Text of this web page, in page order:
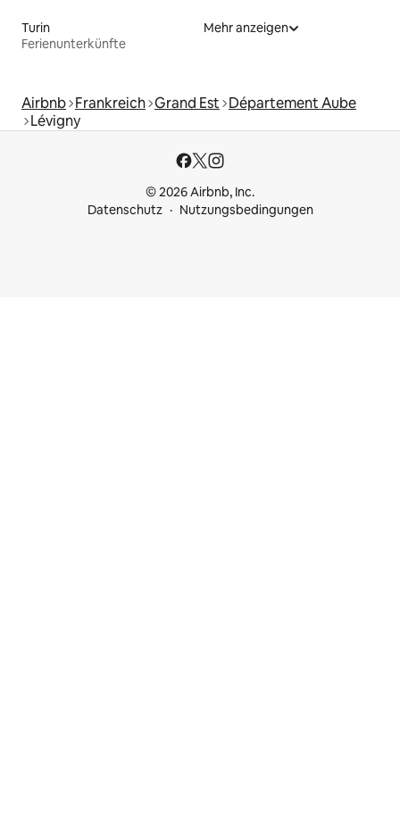
Turin
Ferienunterkünfte
Mehr anzeigen
Airbnb Frankreich Grand Est Département Aube
Lévigny
© 2026 Airbnb, Inc.
Datenschutz
Nutzungsbedingungen